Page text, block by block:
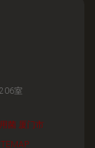
室
菌 厦门市